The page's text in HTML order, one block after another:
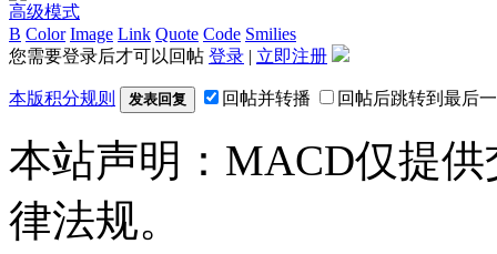
高级模式
B Color Image Link Quote Code Smilies
您需要登录后才可以回帖 登录 | 立即注册
本版积分规则 发表回复 回帖并转播 回帖后跳转到最后
本站声明：MACD仅提
律法规。